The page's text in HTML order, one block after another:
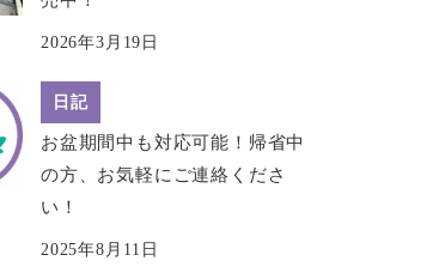
2026年3月19日
日記
お盆期間中も対応可能！帰省中
の方、お気軽にご連絡くださ
い！
2025年8月11日